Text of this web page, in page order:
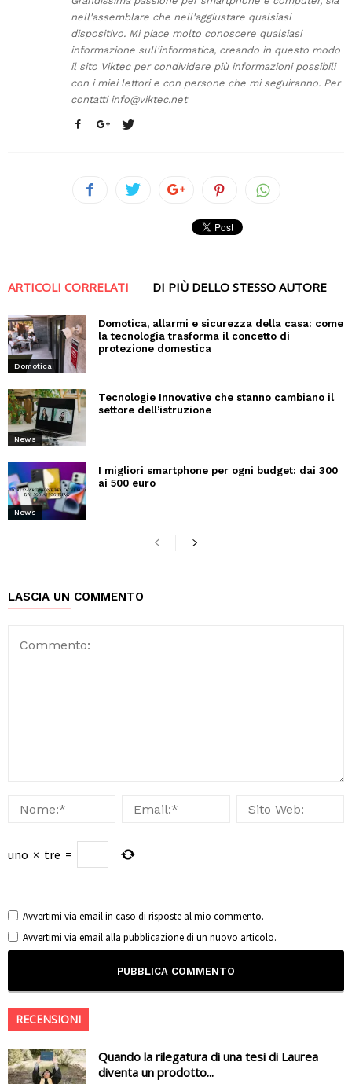
nell'assemblare che nell'aggiustare qualsiasi
dispositivo. Mi piace molto conoscere qualsiasi
informazione sull'informatica, creando in questo modo
il sito Viktec per condividere più informazioni possibili
con i miei lettori e con persone che mi seguiranno. Per
contatti info@viktec.net
ARTICOLI CORRELATI DI PIÙ DELLO STESSO AUTORE
Domotica
Domotica, allarmi e sicurezza della casa: come
la tecnologia trasforma il concetto di
protezione domestica
News
Tecnologie Innovative che stanno cambiano il
settore dell’istruzione
News
I migliori smartphone per ogni budget: dai 300
ai 500 euro
LASCIA UN COMMENTO
uno × tre =
Avvertimi via email in caso di risposte al mio commento.
Avvertimi via email alla pubblicazione di un nuovo articolo.
RECENSIONI
Quando la rilegatura di una tesi di Laurea
diventa un prodotto...